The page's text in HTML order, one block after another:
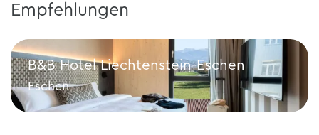
Empfehlungen
B&B Hotel Liechtenstein-Eschen
Eschen
B&B Hotel Liechtenstein-Eschen